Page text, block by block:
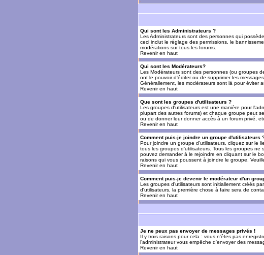
Qui sont les Administrateurs ?
Les Administrateurs sont des personnes qui
ceci inclut le réglage des permissions, le
modérations sur tous les forums.
Revenir en haut
Qui sont les Modérateurs?
Les Modérateurs sont des personnes (ou groupes
ont le pouvoir d'éditer ou de supprimer les
Générallement, les modérateurs sont là pour éviter
Revenir en haut
Que sont les groupes d'utilisateurs ?
Les groupes d'utilisateurs est une manière pour
plupart des autres forums) et chaque groupe peut
ou de donner leur donner accès à un forum privé,
Revenir en haut
Comment puis-je joindre un groupe d'utilisateurs
Pour joindre un groupe d'utilisateurs, cliquez sur le
tous les groupes d'utilisateurs. Tous les groupes ne
pouvez demander à le rejoindre en cliquant sur le
raisons qui vous poussent à joindre le groupe.
Revenir en haut
Comment puis-je devenir le modérateur d'un
Les groupes d'utilisateurs sont initiallement créés
d'utilisateurs, la première chose à faire sera de
Revenir en haut
Je ne peux pas envoyer de messages privés !
Il y trois raisons pour cela : vous n'êtes pas
l'administrateur vous empêche d'envoyer des
Revenir en haut